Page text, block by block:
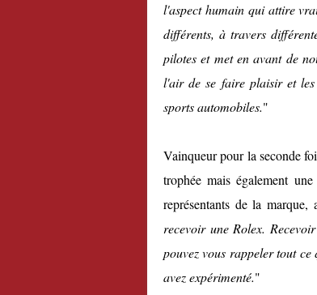
l'aspect humain qui attire
différents, à travers
pilotes et met en avant de
l'air de se faire plaisir et
sports automobiles."
Vainqueur pour la seconde
trophée mais également
représentants de la
recevoir une Rolex.
pouvez vous rappeler tout
avez expérimenté."